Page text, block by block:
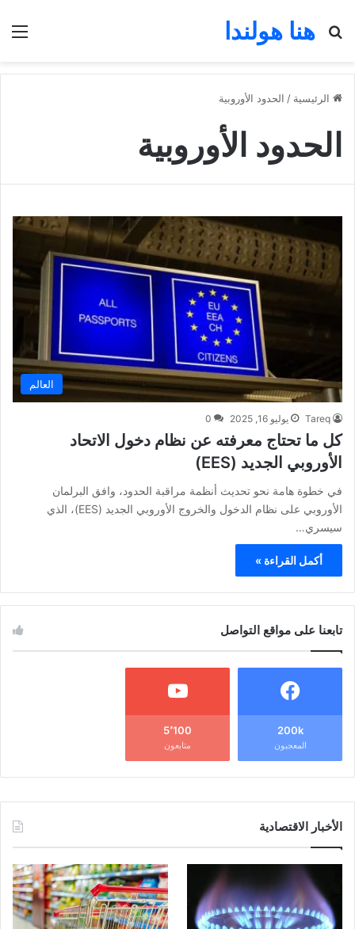
هنا هولندا
بحث عن
الرئيسية / الحدود الأوروبية
الحدود الأوروبية
العالم
Tareq يوليو 16, 2025 0
كل ما تحتاج معرفته عن نظام دخول الاتحاد
الأوروبي الجديد (EES)
في خطوة هامة نحو تحديث أنظمة مراقبة الحدود، وافق البرلمان
الأوروبي على نظام الدخول والخروج الأوروبي الجديد (EES)، الذي
سيسري…
أكمل القراءة »
تابعنا على مواقع التواصل
200k
المعجبون
5٬100
متابعون
الأخبار الاقتصادية